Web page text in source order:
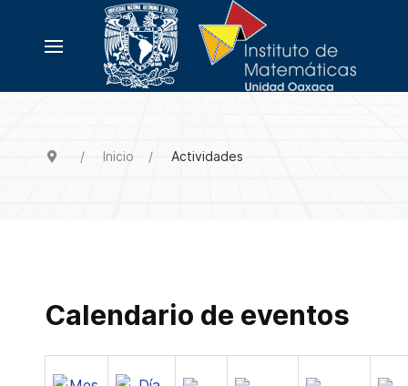
Inicio Actividades
Calendario de eventos